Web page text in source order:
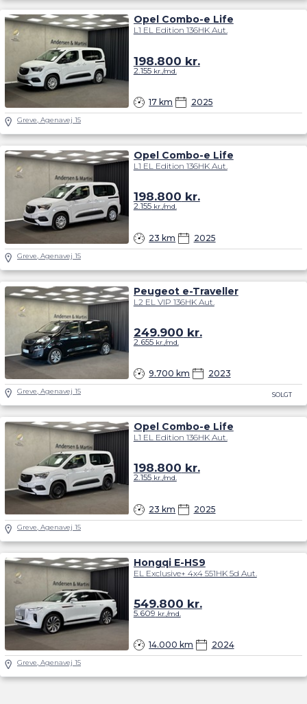
Opel Combo-e Life
L1 EL Edition 136HK Aut.
17 km 2025
198.800 kr.
2.155kr./md.
Greve, Agenavej 15
Opel Combo-e Life
L1 EL Edition 136HK Aut.
23 km 2025
198.800 kr.
2.155kr./md.
Greve, Agenavej 15
SOLGT
Peugeot e-Traveller
L2 EL VIP 136HK Aut.
9.700 km 2023
249.900 kr.
2.655kr./md.
Greve, Agenavej 15
Opel Combo-e Life
L1 EL Edition 136HK Aut.
23 km 2025
198.800 kr.
2.155kr./md.
Greve, Agenavej 15
Hongqi E-HS9
EL Exclusive+ 4x4 551HK 5d Aut.
14.000 km 2024
549.800 kr.
5.609 kr./md.
Greve, Agenavej 15